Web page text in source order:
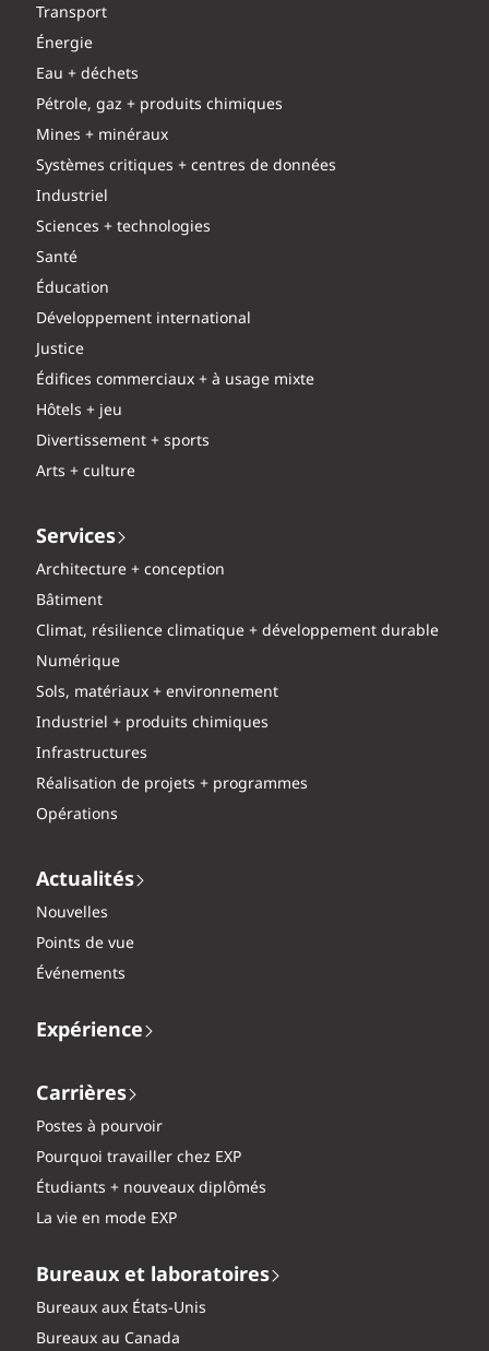
Transport
Énergie
Eau + déchets
Pétrole, gaz + produits chimiques
Mines + minéraux
Systèmes critiques + centres de données
Industriel
Sciences + technologies
Santé
Éducation
Développement international
Justice
Édifices commerciaux + à usage mixte
Hôtels + jeu
Divertissement + sports
Arts + culture
Services
Architecture + conception
Bâtiment
Climat, résilience climatique + développement durable
Numérique
Sols, matériaux + environnement
Industriel + produits chimiques
Infrastructures
Réalisation de projets + programmes
Opérations
Actualités
Nouvelles
Points de vue
Événements
Expérience
Carrières
Postes à pourvoir
Pourquoi travailler chez EXP
Étudiants + nouveaux diplômés
La vie en mode EXP
Bureaux et laboratoires
Bureaux aux États-Unis
Bureaux au Canada